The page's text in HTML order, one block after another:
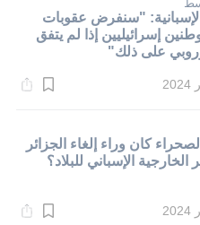
الإسبانية: "سنفرض عقوبات
إسرائيليين إذا لم يتفق
على ذلك"
كان وراء إلغاء الجزائر
الخارجية الإسباني للبلاد؟